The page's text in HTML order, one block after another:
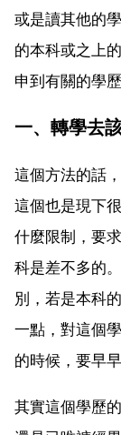
或是讀其他的
的本科或之上
申到有關的學
一、轉學去
這個方法的話
這個也是現下
什麼限制，要
科是差不多的
別，若是本科
一點，對這個
的時候，要早
其實這個學歷